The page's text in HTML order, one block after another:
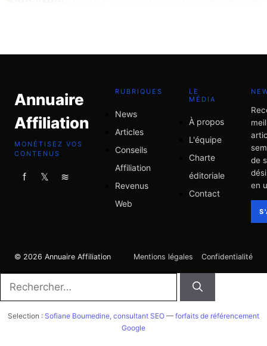
Annuaire
Affiliation
MONÉTISEZ VOS
CONTENUS
f 𝕏 ≋
RUBRIQUES
News
Articles
Conseils
Affiliation
Revenus
Web
LE
MÉDIA
À propos
L'équipe
Charte
éditoriale
Contact
de
en
© 2026 Annuaire Affiliation Mentions légales Confidentialité
Rechercher :
Selection : Sofiane Boumedine, consultant SEO — forfaits de référencement
Google